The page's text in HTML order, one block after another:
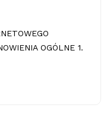
OGÓLNE 1.